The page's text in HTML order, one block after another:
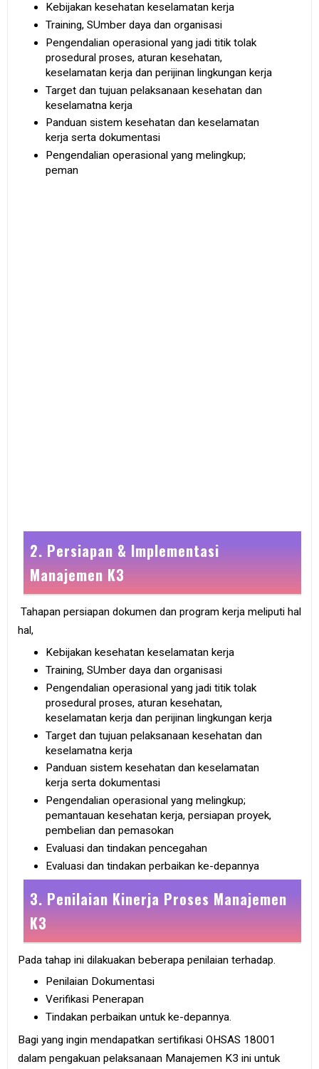
Kebijakan kesehatan keselamatan kerja
Training, SUmber daya dan organisasi
Pengendalian operasional yang jadi titik tolak
prosedural proses, aturan kesehatan,
keselamatan kerja dan perijinan lingkungan kerja
Target dan tujuan pelaksanaan kesehatan dan
keselamatna kerja
Panduan sistem kesehatan dan keselamatan
kerja serta dokumentasi
Pengendalian operasional yang melingkup;
peman
2. Persiapan & Implementasi
Manajemen K3
Tahapan persiapan dokumen dan program kerja meliputi hal
hal,
Kebijakan kesehatan keselamatan kerja
Training, SUmber daya dan organisasi
Pengendalian operasional yang jadi titik tolak
prosedural proses, aturan kesehatan,
keselamatan kerja dan perijinan lingkungan kerja
Target dan tujuan pelaksanaan kesehatan dan
keselamatna kerja
Panduan sistem kesehatan dan keselamatan
kerja serta dokumentasi
Pengendalian operasional yang melingkup;
pemantauan kesehatan kerja, persiapan proyek,
pembelian dan pemasokan
Evaluasi dan tindakan pencegahan
Evaluasi dan tindakan perbaikan ke-depannya
3. Penilaian Kinerja Proses Manajemen
K3
Pada tahap ini dilakuakan beberapa penilaian terhadap.
Penilaian Dokumentasi
Verifikasi Penerapan
Tindakan perbaikan untuk ke-depannya.
Bagi yang ingin mendapatkan sertifikasi OHSAS 18001
dalam pengakuan pelaksanaan Manajemen K3 ini untuk